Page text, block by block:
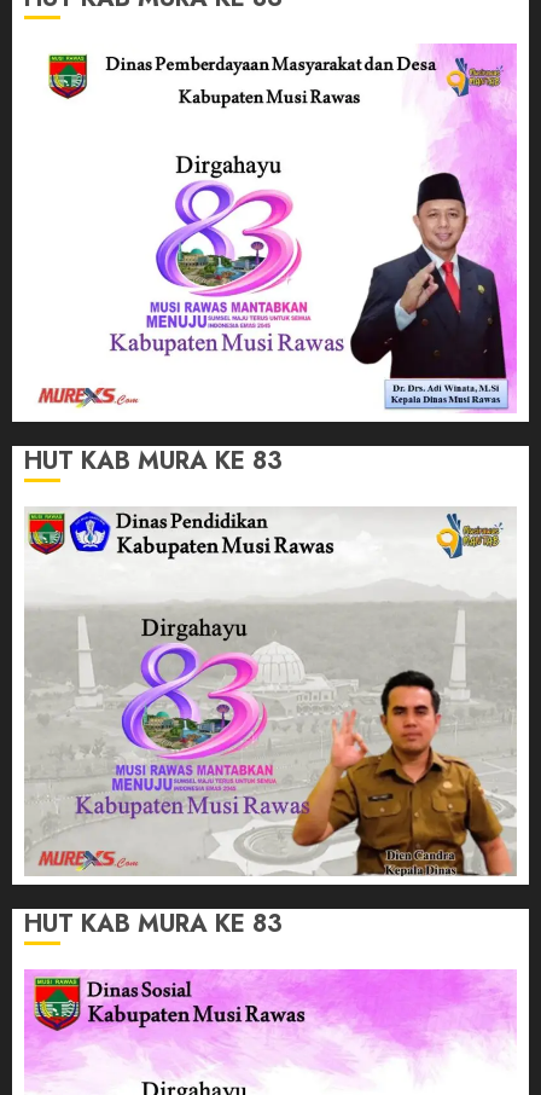
HUT KAB MURA KE 83
HUT KAB MURA KE 83